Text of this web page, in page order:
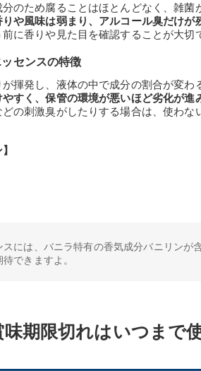
のため腐ることはほとんどなく、雑菌
や風味は弱まり、アルコール臭だけが
に香りや見た目を確認することが大切
センスの特徴
揮発し、液体の中で成分の割合が変わ
すく、保管の環境が悪いほど劣化が進
の刺激臭がしたりする場合は、使わな
には、バニラ特有の香気成分バニリンが
できますよ。
期限切れはいつまで